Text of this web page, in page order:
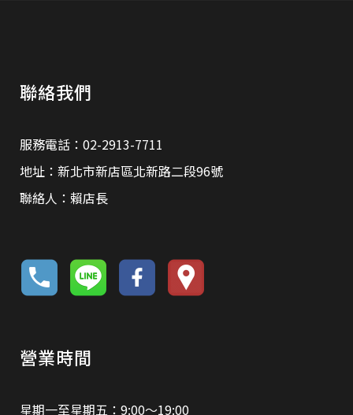
聯絡我們
服務電話：02-2913-7711
地址：新北市新店區北新路二段96號
聯絡人：賴店長
營業時間
星期一至星期五：9:00～19:00